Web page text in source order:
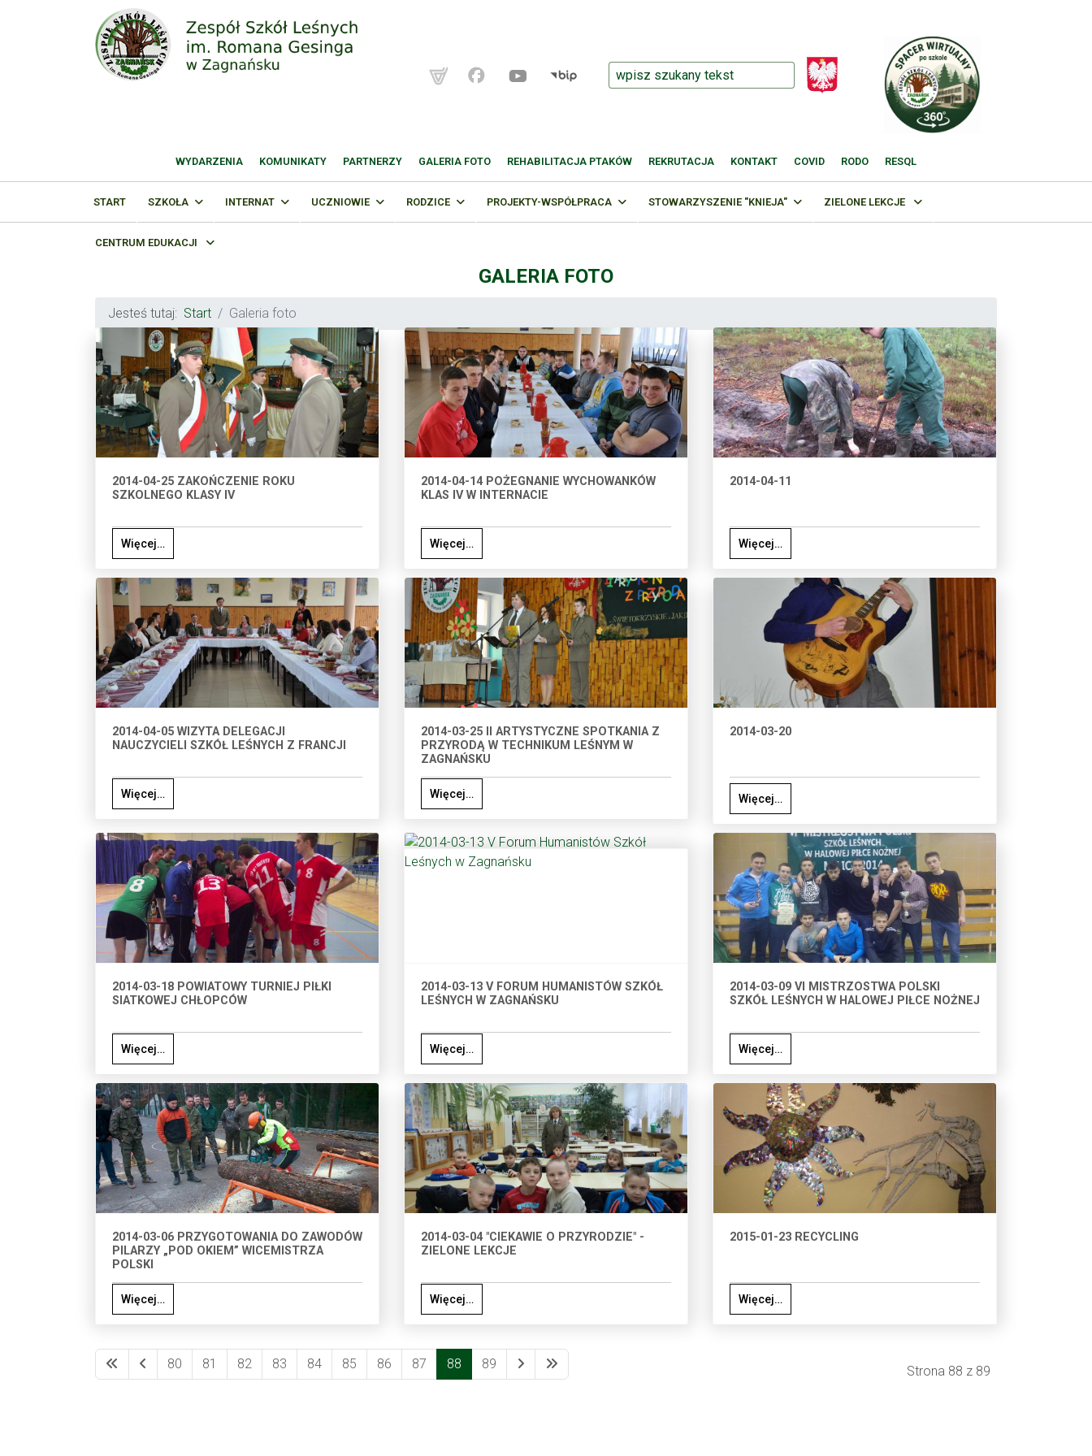
WYDARZENIA KOMUNIKATY PARTNERZY GALERIA FOTO REHABILITACJA PTAKÓW REKRUTACJA KONTAKT COVID RODO RESQL
START SZKOŁA INTERNAT UCZNIOWIE RODZICE PROJEKTY-WSPÓŁPRACA STOWARZYSZENIE "KNIEJA" ZIELONE LEKCJE
CENTRUM EDUKACJI
GALERIA FOTO
Jesteś tutaj: Start Galeria foto
2014-04-25 ZAKOŃCZENIE ROKU
SZKOLNEGO KLASY IV
Więcej…
2014-04-14 POŻEGNANIE WYCHOWANKÓW
KLAS IV W INTERNACIE
Więcej…
2014-04-11
Więcej…
2014-04-05 WIZYTA DELEGACJI
NAUCZYCIELI SZKÓŁ LEŚNYCH Z FRANCJI
Więcej…
2014-03-25 II ARTYSTYCZNE SPOTKANIA Z
PRZYRODĄ W TECHNIKUM LEŚNYM W
ZAGNAŃSKU
Więcej…
2014-03-20
Więcej…
2014-03-18 POWIATOWY TURNIEJ PIŁKI
SIATKOWEJ CHŁOPCÓW
Więcej…
2014-03-13 V FORUM HUMANISTÓW SZKÓŁ
LEŚNYCH W ZAGNAŃSKU
Więcej…
2014-03-09 VI MISTRZOSTWA POLSKI
SZKÓŁ LEŚNYCH W HALOWEJ PIŁCE NOŻNEJ
Więcej…
2014-03-06 PRZYGOTOWANIA DO ZAWODÓW
PILARZY „POD OKIEM” WICEMISTRZA
POLSKI
Więcej…
2014-03-04 "CIEKAWIE O PRZYRODZIE" -
ZIELONE LEKCJE
Więcej…
2015-01-23 RECYCLING
Więcej…
Strona 88 z 89
80 81 82 83 84 85 86 87 88 89